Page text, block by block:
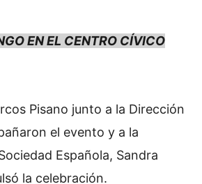
EN EL CENTRO CÍVICO
Pisano junto a la Dirección
el evento y a la
Española, Sandra
la celebración.